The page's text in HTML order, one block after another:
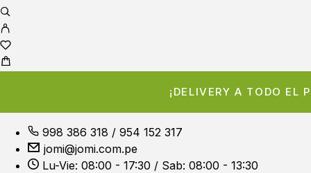
¡DELIVERY A TODO EL
998 386 318 / 954 152 317
jomi@jomi.com.pe
Lu-Vie: 08:00 - 17:30 / Sab: 08:00 - 13:30